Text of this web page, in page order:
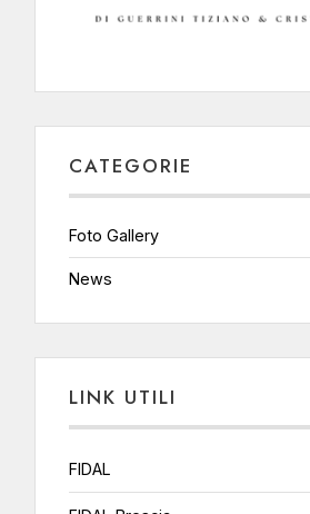
CATEGORIE
Foto Gallery
News
LINK UTILI
FIDAL